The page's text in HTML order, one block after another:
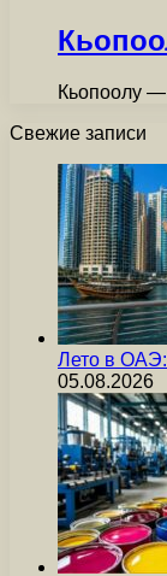
Кьопоолу —
Свежие записи
Лето в ОАЭ:
05.08.2026